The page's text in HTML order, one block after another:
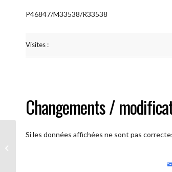
P46847/M33538/R33538
Visites :
Changements /
Si les données affichées ne sont pas